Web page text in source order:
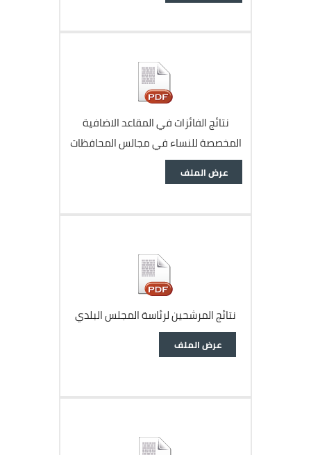
ﻧﺘﺎﺋﺞ اﻟﻔﺎﺋﺰات ﻓﻲ اﻟﻤﻘﺎﻋﺪ اﻻﺿﺎﻓﻴﺔ
اﻟﻤﺨﺼﺼﺔ ﻟﻠﻨﺴﺎء ﻓﻲ ﻣﺠﺎﻟﺲ اﻟﻤﺤﺎﻓﻈﺎت
وثيقة
عرض الملف
ﻧﺘﺎﺋﺞ اﻟﻤﺮﺷﺤﻴﻦ ﻟﺮﺋﺎﺳﺔ اﻟﻤﺠﻠﺲ اﻟﺒﻠﺪي
وثيقة
عرض الملف